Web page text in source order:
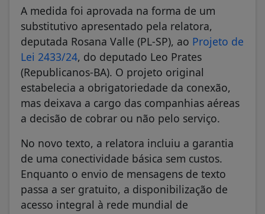
A medida foi aprovada na forma de um
substitutivo apresentado pela relatora,
deputada Rosana Valle (PL-SP), ao Projeto de
Lei 2433/24, do deputado Leo Prates
(Republicanos-BA). O projeto original
estabelecia a obrigatoriedade da conexão,
mas deixava a cargo das companhias aéreas
a decisão de cobrar ou não pelo serviço.
No novo texto, a relatora incluiu a garantia
de uma conectividade básica sem custos.
Enquanto o envio de mensagens de texto
passa a ser gratuito, a disponibilização de
acesso integral à rede mundial de